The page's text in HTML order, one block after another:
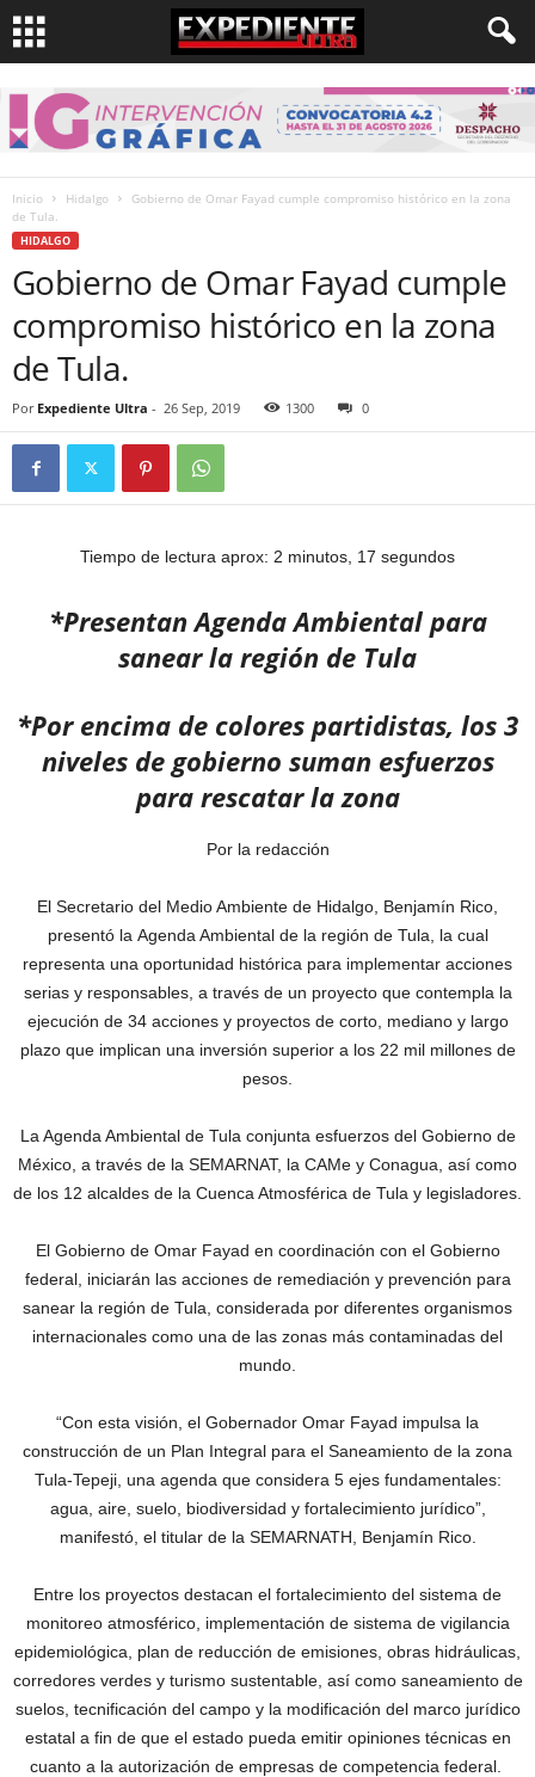
Inicio Hidalgo
Gobierno de Omar Fayad cumple compromiso histórico en la zona
de Tula.
HIDALGO
Gobierno de Omar Fayad cumple
compromiso histórico en la zona
de Tula.
Por Expediente Ultra - 26 Sep, 2019 1300 0
Tiempo de lectura aprox: 2 minutos, 17 segundos
*Presentan Agenda Ambiental para
sanear la región de Tula
*Por encima de colores partidistas, los 3
niveles de gobierno suman esfuerzos
para rescatar la zona
Por la redacción
El Secretario del Medio Ambiente de Hidalgo, Benjamín Rico,
presentó la Agenda Ambiental de la región de Tula, la cual
representa una oportunidad histórica para implementar acciones
serias y responsables, a través de un proyecto que contempla la
ejecución de 34 acciones y proyectos de corto, mediano y largo
plazo que implican una inversión superior a los 22 mil millones de
pesos.
La Agenda Ambiental de Tula conjunta esfuerzos del Gobierno de
México, a través de la SEMARNAT, la CAMe y Conagua, así como
de los 12 alcaldes de la Cuenca Atmosférica de Tula y legisladores.
El Gobierno de Omar Fayad en coordinación con el Gobierno
federal, iniciarán las acciones de remediación y prevención para
sanear la región de Tula, considerada por diferentes organismos
internacionales como una de las zonas más contaminadas del
mundo.
“Con esta visión, el Gobernador Omar Fayad impulsa la
construcción de un Plan Integral para el Saneamiento de la zona
Tula-Tepeji, una agenda que considera 5 ejes fundamentales:
agua, aire, suelo, biodiversidad y fortalecimiento jurídico”,
manifestó, el titular de la SEMARNATH, Benjamín Rico.
Entre los proyectos destacan el fortalecimiento del sistema de
monitoreo atmosférico, implementación de sistema de vigilancia
epidemiológica, plan de reducción de emisiones, obras hidráulicas,
corredores verdes y turismo sustentable, así como saneamiento de
suelos, tecnificación del campo y la modificación del marco jurídico
estatal a fin de que el estado pueda emitir opiniones técnicas en
cuanto a la autorización de empresas de competencia federal.